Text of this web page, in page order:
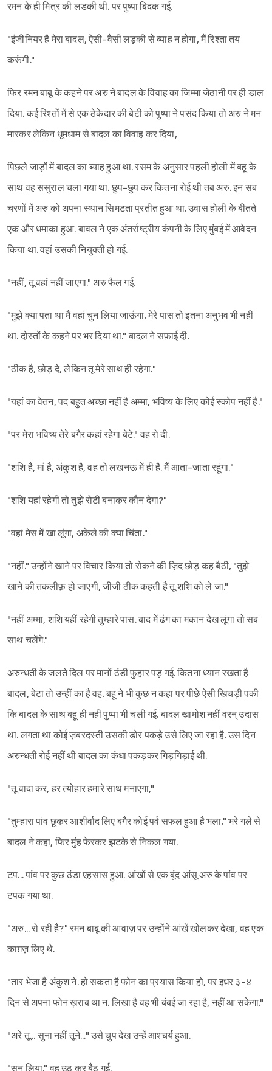
रमन के ही मित्र की लडकी थी. पर पुष्पा बिदक गई.
"इंजीनियर है मेरा बादल, ऐसी-वैसी लड़की से ब्याह न होगा, मैं रिश्ता तय
करूंगी."
फिर रमन बाबू के कहने पर अरु ने बादल के विवाह का जिम्मा जेठानी पर ही डाल
दिया. कई रिश्तों में से एक ठेकेदार की बेटी को पुष्पा ने पसंद किया तो अरु ने मन
मारकर लेकिन धूमधाम से बादल का विवाह कर दिया,
पिछले जाड़ों में बादल का ब्याह हुआ था. रसम के अनुसार पहली होली में बहू के
साथ वह ससुराल चला गया था. छुप-छुप कर कितना रोई थी तब अरु. इन सब
चरणों में अरु को अपना स्थान सिमटता प्रतीत हुआ था. उवास होली के बीतते
एक और धमाका हुआ. बावल ने एक अंतर्राष्ट्रीय कंपनी के लिए मुंबई में आवेदन
किया था. वहां उसकी नियुक्ती हो गई.
"नहीं, तू वहां नहीं जाएगा." अरु फैल गई.
"मुझे क्या पता था मैं वहां चुन लिया जाऊंगा. मेरे पास तो इतना अनुभव भी नहीं
था. दोस्तों के कहने पर भर दिया था." बादल ने सफ़ाई दी.
"ठीक है, छोड़ दे, लेकिन तू मेरे साथ ही रहेगा."
"यहां का वेतन, पद बहुत अच्छा नहीं है अम्मा, भविष्य के लिए कोई स्कोप नहीं है."
"पर मेरा भविष्य तेरे बगैर कहां रहेगा बेटे." वह रो दी.
"शशि है, मां है, अंकुश है, वह तो लखनऊ में ही है. मैं आता-जाता रहूंगा."
"शशि यहां रहेगी तो तुझे रोटी बनाकर कौन देगा?"
"वहां मेस में खा लूंगा, अकेले की क्या चिंता."
"नहीं." उन्होंने खाने पर विचार किया तो रोकने की ज़िद छोड़ कह बैठी, "तुझे
खाने की तकलीफ़ हो जाएगी, जीजी ठीक कहती है तू शशि को ले जा."
"नहीं अम्मा, शशि यहीं रहेगी तुम्हारे पास. बाद में ढंग का मकान देख लूंगा तो सब
साथ चलेंगे."
अरुन्धती के जलते दिल पर मानों ठंडी फुहार पड़ गई. कितना ध्यान रखता है
बादल, बेटा तो उन्हीं का है वह. बहू ने भी कुछ न कहा पर पीछे ऐसी खिचड़ी पकी
कि बादल के साथ बहू ही नहीं पुष्पा भी चली गई. बादल खामोश नहीं वरन् उदास
था. लगता था कोई ज़बरदस्ती उसकी डोर पकड़े उसे लिए जा रहा है. उस दिन
अरुन्धती रोई नहीं थी बादल का कंधा पकड़कर गिड़गिड़ाई थी.
"तू वादा कर, हर त्योहार हमारे साथ मनाएगा,"
"तुम्हारा पांव छूकर आशीर्वाद लिए बगैर कोई पर्व सफल हुआ है भला." भरे गले से
बादल ने कहा, फिर मुंह फेरकर झटके से निकल गया.
टप... पांव पर कुछ ठंडा एहसास हुआ. आंखों से एक बूंद आंसू अरु के पांव पर
टपक गया था.
"अरु... रो रही है?" रमन बाबू की आवाज़ पर उन्होंने आंखें खोलकर देखा, वह एक
काग़ज़ लिए थे.
"तार भेजा है अंकुश ने. हो सकता है फोन का प्रयास किया हो, पर इधर ३-४
दिन से अपना फोन ख़राब था न. लिखा है वह भी बंबई जा रहा है, नहीं आ सकेगा."
"अरे तू... सुना नहीं तूने..." उसे चुप देख उन्हें आश्चर्य हुआ.